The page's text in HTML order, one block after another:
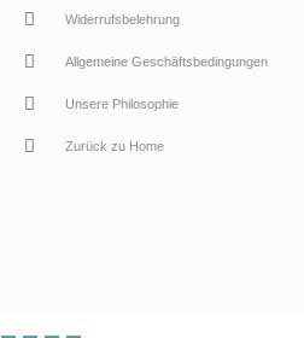
Widerrufsbelehrung
Allgemeine Geschäftsbedingungen
Unsere Philosophie
Zurück zu Home